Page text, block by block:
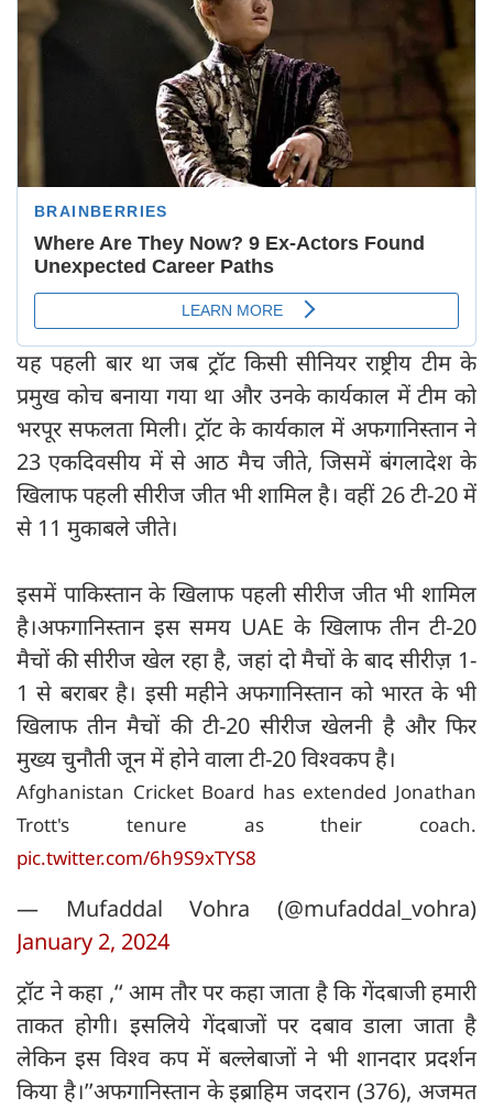
यह पहली बार था जब ट्रॉट किसी सीनियर राष्ट्रीय टीम के
प्रमुख कोच बनाया गया था और उनके कार्यकाल में टीम को
भरपूर सफलता मिली। ट्रॉट के कार्यकाल में अफगानिस्तान ने
23 एकदिवसीय में से आठ मैच जीते, जिसमें बंगलादेश के
खिलाफ पहली सीरीज जीत भी शामिल है। वहीं 26 टी-20 में
से 11 मुकाबले जीते।
इसमें पाकिस्तान के खिलाफ पहली सीरीज जीत भी शामिल
है।अफगानिस्तान इस समय UAE के खिलाफ तीन टी-20
मैचों की सीरीज खेल रहा है, जहां दो मैचों के बाद सीरीज़ 1-
1 से बराबर है। इसी महीने अफगानिस्तान को भारत के भी
खिलाफ तीन मैचों की टी-20 सीरीज खेलनी है और फिर
मुख्य चुनौती जून में होने वाला टी-20 विश्वकप है।
Afghanistan Cricket Board has extended Jonathan
Trott's tenure as their coach.
pic.twitter.com/6h9S9xTYS8
— Mufaddal Vohra (@mufaddal_vohra)
January 2, 2024
ट्रॉट ने कहा ,‘‘ आम तौर पर कहा जाता है कि गेंदबाजी हमारी
ताकत होगी। इसलिये गेंदबाजों पर दबाव डाला जाता है
लेकिन इस विश्व कप में बल्लेबाजों ने भी शानदार प्रदर्शन
किया है।’’अफगानिस्तान के इब्राहिम जदरान (376), अजमत